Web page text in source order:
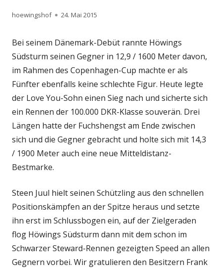
Autor
hoewingshof
Veröffentlicht
24. Mai 2015
Bei seinem Dänemark-Debüt rannte Höwings
Südsturm seinen Gegner in 12,9 / 1600 Meter davon,
im Rahmen des Copenhagen-Cup machte er als
Fünfter ebenfalls keine schlechte Figur. Heute legte
der Love You-Sohn einen Sieg nach und sicherte sich
ein Rennen der 100.000 DKR-Klasse souverän. Drei
Längen hatte der Fuchshengst am Ende zwischen
sich und die Gegner gebracht und holte sich mit 14,3
/ 1900 Meter auch eine neue Mitteldistanz-
Bestmarke.
Steen Juul hielt seinen Schützling aus den schnellen
Positionskämpfen an der Spitze heraus und setzte
ihn erst im Schlussbogen ein, auf der Zielgeraden
flog Höwings Südsturm dann mit dem schon im
Schwarzer Steward-Rennen gezeigten Speed an allen
Gegnern vorbei. Wir gratulieren den Besitzern Frank